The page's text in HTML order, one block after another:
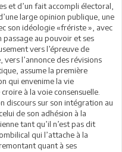
et d’un fait accompli électoral,
large opinion publique, une
son idéologie «frériste », avec
passage au pouvoir et ses
vers l’épreuve de
l’annonce des révisions
assume la première
qui envenime la vie
à la voie consensuelle.
discours sur son intégration au
de son adhésion à la
tant qu’il n’est pas dit
qui l’attache à la
quant à ses